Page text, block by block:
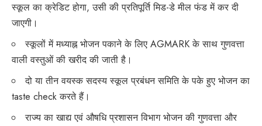
स्कूल का क्रेडिट होगा, उसी की प्रतिपूर्ति मिड-डे मील फंड में कर दी
जाएगी।
स्कूलों में मध्याह्न भोजन पकाने के लिए AGMARK के साथ गुणवत्ता
वाली वस्तुओं की खरीद की जाती है।
दो या तीन वयस्क सदस्य स्कूल प्रबंधन समिति के पके हुए भोजन का
taste check करते हैं।
राज्य का खाद्य एवं औषधि प्रशासन विभाग भोजन की गुणवत्ता और